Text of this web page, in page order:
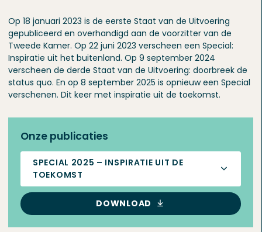
Op 18 januari 2023 is de eerste Staat van de Uitvoering
gepubliceerd en overhandigd aan de voorzitter van de
Tweede Kamer. Op 22 juni 2023 verscheen een Special:
Inspiratie uit het buitenland. Op 9 september 2024
verscheen de derde Staat van de Uitvoering: doorbreek de
status quo. En op 8 september 2025 is opnieuw een Special
verschenen. Dit keer met inspiratie uit de toekomst.
Onze publicaties
SPECIAL 2025 – INSPIRATIE UIT DE
TOEKOMST
DOWNLOAD